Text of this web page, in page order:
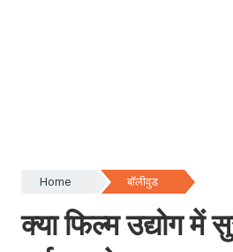
Home बॉलीवुड
क्या फिल्म उद्योग